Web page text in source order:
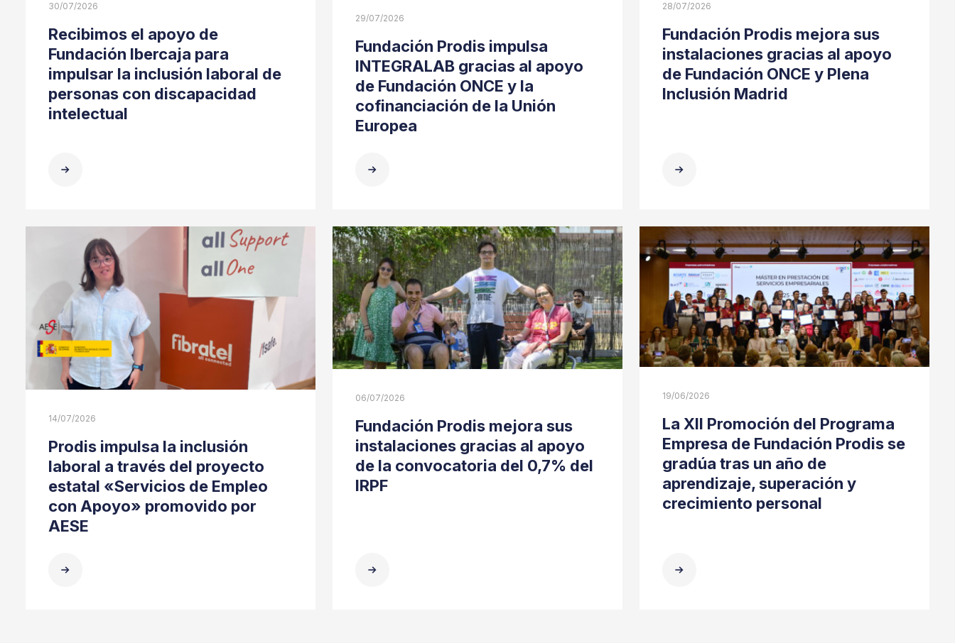
30/07/2026
Recibimos el apoyo de
Fundación Ibercaja para
impulsar la inclusión laboral de
personas con discapacidad
intelectual
29/07/2026
Fundación Prodis impulsa
INTEGRALAB gracias al apoyo
de Fundación ONCE y la
cofinanciación de la Unión
Europea
28/07/2026
Fundación Prodis mejora sus
instalaciones gracias al apoyo
de Fundación ONCE y Plena
Inclusión Madrid
14/07/2026
Prodis impulsa la inclusión
laboral a través del proyecto
estatal «Servicios de Empleo
con Apoyo» promovido por
AESE
06/07/2026
Fundación Prodis mejora sus
instalaciones gracias al apoyo
de la convocatoria del 0,7% del
IRPF
19/06/2026
La XII Promoción del Programa
Empresa de Fundación Prodis se
gradúa tras un año de
aprendizaje, superación y
crecimiento personal